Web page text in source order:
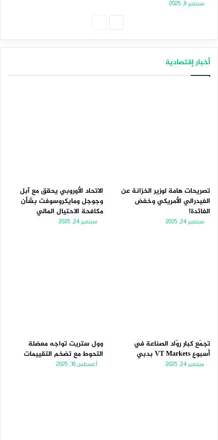
سبتمبر 8, 2025
أخبار إقتصادية
تصريحات هامة لوزير الخزانة عن
الفيدرالي الأمريكي وخفض
الفائدة!
سبتمبر 24, 2025
الاتحاد الأوروبي يحقق مع آبل
وجوجل ومايكروسوفت بشأن
مكافحة الاحتيال المالي
سبتمبر 24, 2025
تجمّع كبار روّاد الصناعة في
أسبوع VT Markets بدبي
سبتمبر 24, 2025
وول ستريت تواجه معضلة
التحوط مع تضخم التقييمات
أغسطس 16, 2025